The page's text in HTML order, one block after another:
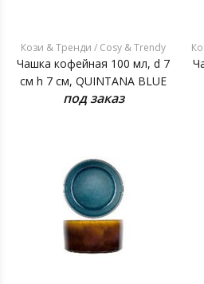
Кози & Тренди / Cosy & Trendy
Чашка кофейная 100 мл, d 7
см h 7 см, QUINTANA BLUE
под заказ